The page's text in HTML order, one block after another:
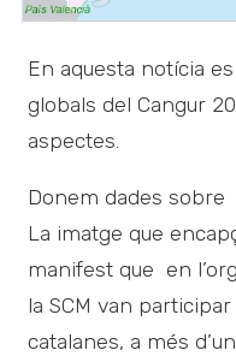
En aquesta notícia
globals del Cangur
aspectes.
Donem dades sobre
La imatge que
manifest que en
la SCM van
catalanes, a més